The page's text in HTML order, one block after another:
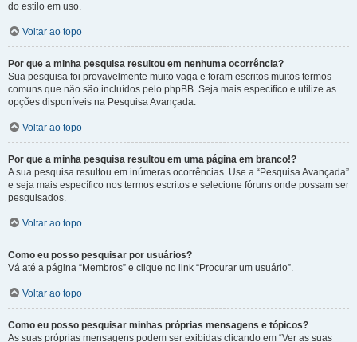
do estilo em uso.
Voltar ao topo
Por que a minha pesquisa resultou em nenhuma ocorrência?
Sua pesquisa foi provavelmente muito vaga e foram escritos muitos termos
comuns que não são incluídos pelo phpBB. Seja mais específico e utilize as
opções disponíveis na Pesquisa Avançada.
Voltar ao topo
Por que a minha pesquisa resultou em uma página em branco!?
A sua pesquisa resultou em inúmeras ocorrências. Use a “Pesquisa Avançada”
e seja mais específico nos termos escritos e selecione fóruns onde possam ser
pesquisados.
Voltar ao topo
Como eu posso pesquisar por usuários?
Vá até a página “Membros” e clique no link “Procurar um usuário”.
Voltar ao topo
Como eu posso pesquisar minhas próprias mensagens e tópicos?
As suas próprias mensagens podem ser exibidas clicando em “Ver as suas